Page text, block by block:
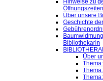
Hinweise zu
Öffnungszeiten
Über unsere
Geschichte
Bibliothekarin
Über